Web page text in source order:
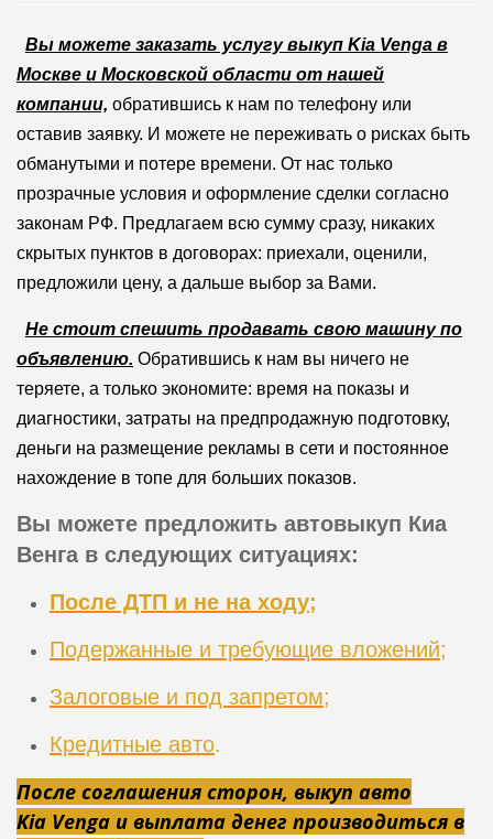
Вы можете заказать услугу выкуп Kia Venga в
Москве и Московской области от нашей
компании, обратившись к нам по телефону или
оставив заявку. И можете не переживать о рисках быть
обманутыми и потере времени. От нас только
прозрачные условия и оформление сделки согласно
законам РФ. Предлагаем всю сумму сразу, никаких
скрытых пунктов в договорах: приехали, оценили,
предложили цену, а дальше выбор за Вами.
Не стоит спешить продавать свою машину по
объявлению. Обратившись к нам вы ничего не
теряете, а только экономите: время на показы и
диагностики, затраты на предпродажную подготовку,
деньги на размещение рекламы в сети и постоянное
нахождение в топе для больших показов.
Вы можете предложить автовыкуп Киа
Венга в следующих ситуациях:
После ДТП и не на ходу;
Подержанные и требующие вложений;
Залоговые и под запретом;
Кредитные авто.
После соглашения сторон, выкуп авто
Kia Venga и выплата денег производиться в